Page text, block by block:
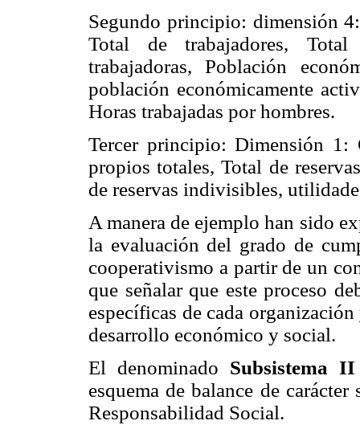
Segundo principio: dimensión
Total de trabajadores, Total
trabajadoras, Población
población económicamente
Horas trabajadas por hombres.
Tercer principio: Dimensión 1:
propios totales, Total de
de reservas indivisibles,
A manera de ejemplo han sido
la evaluación del grado de
cooperativismo a partir de un
que señalar que este proceso
específicas de cada
desarrollo económico y social.
El denominado Subsistema II
esquema de balance de
Responsabilidad Social.